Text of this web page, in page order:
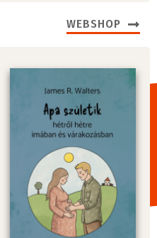
WEBSHOP